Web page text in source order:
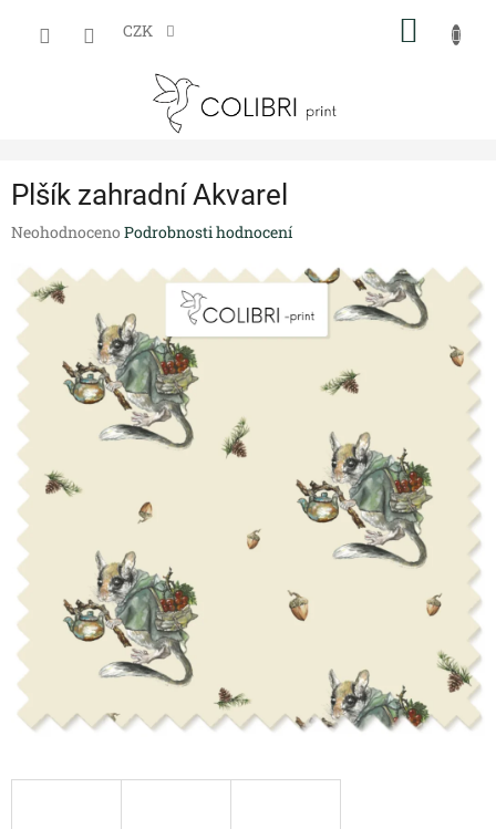
CZK
Plšík zahradní Akvarel
Průměrné
produktu
0,0
z
hvězdiček.
Neohodnoceno Podrobnosti hodnocení